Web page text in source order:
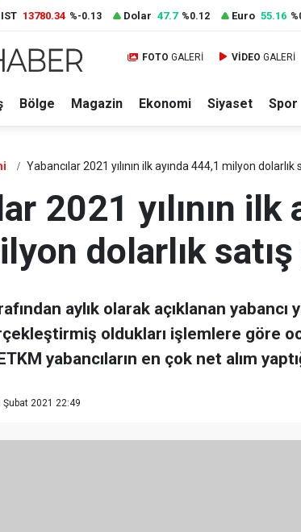
13780.34 %-0.13 Dolar 47.7 %0.12 Euro 55.16
FOTO GALERİ VİDEO GALERİ
Bölge Magazin Ekonomi Siyaset Spor
Yabancılar 2021 yılının ilk ayında 444,1 milyon dolarlık
2021 yılının ilk
dolarlık satış
aylık olarak açıklanan yabancı
oldukları işlemlere göre
yabancıların en çok net alım
Şubat 2021 22:49